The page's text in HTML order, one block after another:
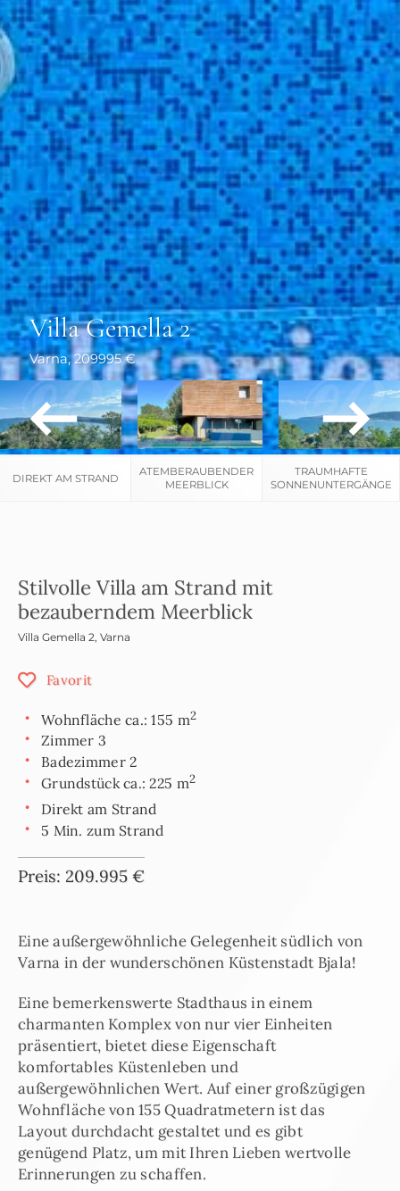
Villa Gemella 2
Varna, 209995 €
DIREKT AM STRAND
ATEMBERAUBENDER
MEERBLICK
TRAUMHAFTE
SONNENUNTERGÄNGE
Stilvolle Villa am Strand mit
bezauberndem Meerblick
Villa Gemella 2, Varna
Favorit
Wohnfläche ca.: 155 m2
Zimmer 3
Badezimmer 2
Grundstück ca.: 225 m2
Direkt am Strand
5 Min. zum Strand
Preis: 209.995 €
Eine außergewöhnliche Gelegenheit südlich von
Varna in der wunderschönen Küstenstadt Bjala!
Eine bemerkenswerte Stadthaus in einem
charmanten Komplex von nur vier Einheiten
präsentiert, bietet diese Eigenschaft
komfortables Küstenleben und
außergewöhnlichen Wert. Auf einer großzügigen
Wohnfläche von 155 Quadratmetern ist das
Layout durchdacht gestaltet und es gibt
genügend Platz, um mit Ihren Lieben wertvolle
Erinnerungen zu schaffen.